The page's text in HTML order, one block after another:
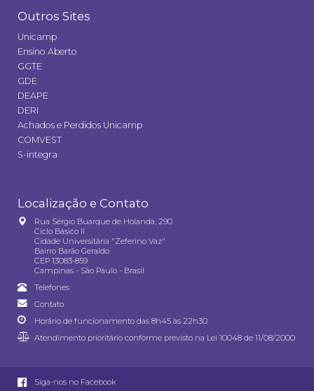
Outros Sites
Unicamp
Ensino Aberto
GGTE
GDE
DEAPE
DERI
Achados e Perdidos Unicamp
COMVEST
S-integra
Localização e Contato
Rua Sérgio Buarque de Holanda, 290
Ciclo Básico II
Cidade Universitária "Zeferino Vaz"
Bairro Barão Geraldo
CEP 13083-859
Campinas - São Paulo - Brasil
Telefones
Contato
Horário de funcionamento das 8h45 às 22h30
Atendimento prioritário conforme previsto na Lei 10048 de 11/08/2000
Siga-nos no Facebook